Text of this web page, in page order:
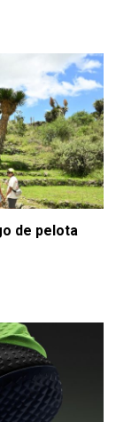
de pelota